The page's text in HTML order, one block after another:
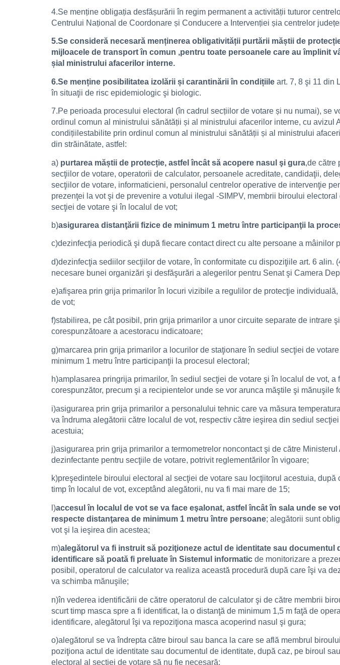
4.Se menține obligația desfășurării în regim permanent a activității tuturor
Centrului Național de Coordonare și Conducere a Intervenției șia centrelor
5.Se consideră necesară menținerea obligativității purtării măștii de
mijloacele de transport în comun ,pentru toate persoanele care au împlinit
șial ministrului afacerilor interne.
6.Se menține posibilitatea izolării și carantinării în condițiile art. 7, 8 şi 11 din
în situaţii de risc epidemiologic şi biologic.
7.Pe perioada procesului electoral (în cadrul secțiilor de votare și nu numai), se
ordinul comun al ministrului sănătății și al ministrului afacerilor interne, cu
condițiilestabilite prin ordinul comun al ministrului sănătății și al ministrului
din străinătate, astfel:
a) purtarea măștii de protecție, astfel încât să acopere nasul şi gura,de către
secţiilor de votare, operatorii de calculator, persoanele acreditate, candidaţii,
secţiilor de votare, informaticieni, personalul centrelor operative de intervenţie
prezenţei la vot şi de prevenire a votului ilegal -SIMPV, membrii biroului
secţiei de votare şi în localul de vot;
b)asigurarea distanţării fizice de minimum 1 metru între participanţii la
c)dezinfecţia periodică şi după fiecare contact direct cu alte persoane a mâinilor
d)dezinfecţia sediilor secţiilor de votare, în conformitate cu dispoziţiile art. 6
necesare bunei organizări şi desfăşurări a alegerilor pentru Senat şi Camera
e)afişarea prin grija primarilor în locuri vizibile a regulilor de protecţie
de vot;
f)stabilirea, pe cât posibil, prin grija primarilor a unor circuite separate de
corespunzătoare a acestoracu indicatoare;
g)marcarea prin grija primarilor a locurilor de staţionare în sediul secţiei de
minimum 1 metru între participanţii la procesul electoral;
h)amplasarea pringrija primarilor, în sediul secţiei de votare şi în localul de vot,
corespunzător, precum şi a recipientelor unde se vor arunca măştile şi mănuşile
i)asigurarea prin grija primarilor a personalului tehnic care va măsura
va îndruma alegătorii către localul de vot, respectiv către ieşirea din sediul
acestuia;
j)asigurarea prin grija primarilor a termometrelor noncontact şi de către
dezinfectante pentru secţiile de votare, potrivit reglementărilor în vigoare;
k)preşedintele biroului electoral al secţiei de votare sau locţiitorul acestuia,
timp în localul de vot, exceptând alegătorii, nu va fi mai mare de 15;
l)accesul în localul de vot se va face eşalonat, astfel încât în sala unde se
respecte distanţarea de minimum 1 metru între persoane; alegătorii sunt
vot şi la ieşirea din acestea;
m)alegătorul va fi instruit să poziţioneze actul de identitate sau
identificare să poată fi preluate în Sistemul informatic de monitorizare a
posibil, operatorul de calculator va realiza această procedură după care îşi va
va schimba mănuşile;
n)în vederea identificării de către operatorul de calculator şi de către membrii
scurt timp masca spre a fi identificat, la o distanţă de minimum 1,5 m faţă de
identificare, alegătorul îşi va repoziţiona masca acoperind nasul şi gura;
o)alegătorul se va îndrepta către biroul sau banca la care se află membrul
poziţiona actul de identitate sau documentul de identitate, după caz, pe biroul
electoral al secţiei de votare să nu fie necesară;